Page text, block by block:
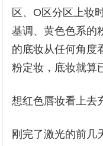
区、O区分区上妆
基调、黄色色系的
的底妆从任何角度
粉定妆，底妆就算
想红色唇妆看上去
刚完了激光的前几